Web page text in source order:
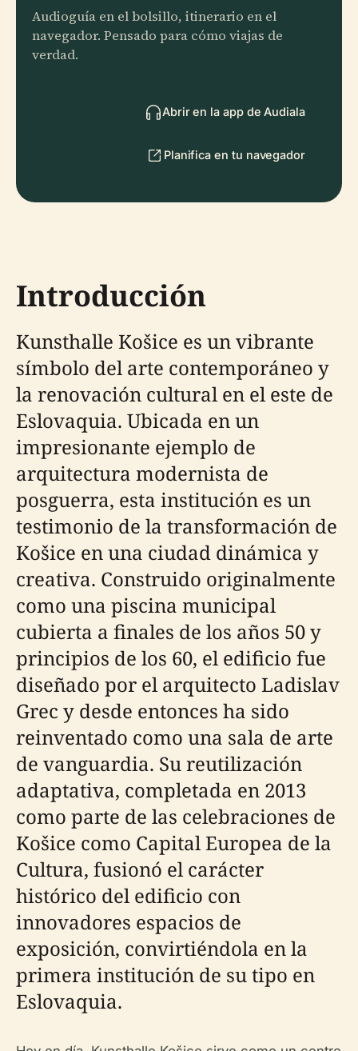
Audioguía en el bolsillo, itinerario en el
navegador. Pensado para cómo viajas de
verdad.
Abrir en la app de Audiala
Planifica en tu navegador
Introducción
Kunsthalle Košice es un vibrante
símbolo del arte contemporáneo y
la renovación cultural en el este de
Eslovaquia. Ubicada en un
impresionante ejemplo de
arquitectura modernista de
posguerra, esta institución es un
testimonio de la transformación de
Košice en una ciudad dinámica y
creativa. Construido originalmente
como una piscina municipal
cubierta a finales de los años 50 y
principios de los 60, el edificio fue
diseñado por el arquitecto Ladislav
Grec y desde entonces ha sido
reinventado como una sala de arte
de vanguardia. Su reutilización
adaptativa, completada en 2013
como parte de las celebraciones de
Košice como Capital Europea de la
Cultura, fusionó el carácter
histórico del edificio con
innovadores espacios de
exposición, convirtiéndola en la
primera institución de su tipo en
Eslovaquia.